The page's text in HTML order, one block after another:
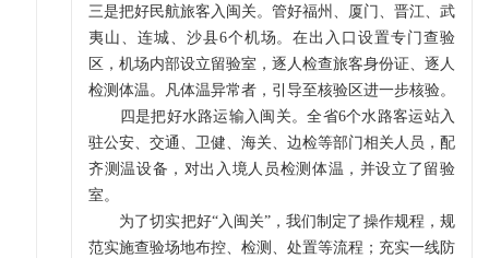
三是把好民航旅客入闽关。管好福州、厦门、晋江、武
夷山、连城、沙县6个机场。在出入口设置专门查验
区，机场内部设立留验室，逐人检查旅客身份证、逐人
检测体温。凡体温异常者，引导至核验区进一步核验。
四是把好水路运输入闽关。全省6个水路客运站入
驻公安、交通、卫健、海关、边检等部门相关人员，配
齐测温设备，对出入境人员检测体温，并设立了留验
室。
为了切实把好“入闽关”，我们制定了操作规程，规
范实施查验场地布控、检测、处置等流程；充实一线防